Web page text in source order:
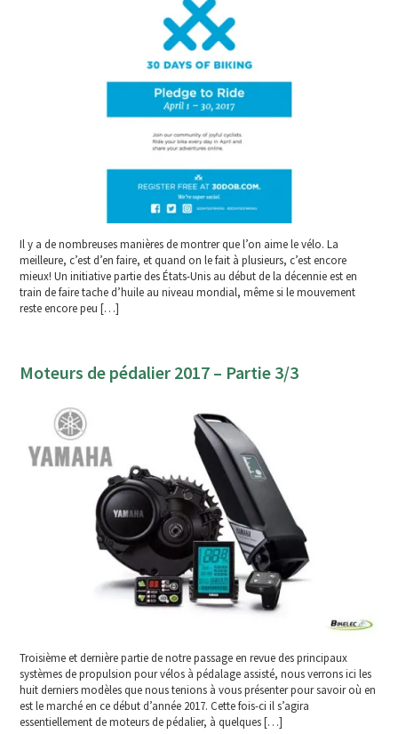
Il y a de nombreuses manières de montrer que l’on aime le vélo. La
meilleure, c’est d’en faire, et quand on le fait à plusieurs, c’est encore
mieux! Un initiative partie des États-Unis au début de la décennie est en
train de faire tache d’huile au niveau mondial, même si le mouvement
reste encore peu […]
Moteurs de pédalier 2017 – Partie 3/3
Troisième et dernière partie de notre passage en revue des principaux
systèmes de propulsion pour vélos à pédalage assisté, nous verrons ici les
huit derniers modèles que nous tenions à vous présenter pour savoir où en
est le marché en ce début d’année 2017. Cette fois-ci il s’agira
essentiellement de moteurs de pédalier, à quelques […]